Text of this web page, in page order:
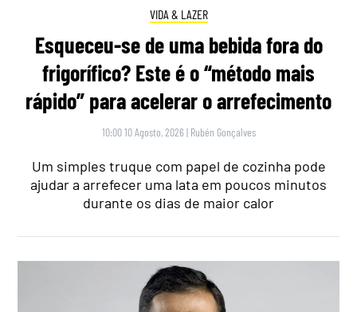
VIDA & LAZER
Esqueceu-se de uma bebida fora do
frigorífico? Este é o “método mais
rápido” para acelerar o arrefecimento
10:00 10 Agosto, 2026 | Rubén Gonçalves
Um simples truque com papel de cozinha pode
ajudar a arrefecer uma lata em poucos minutos
durante os dias de maior calor